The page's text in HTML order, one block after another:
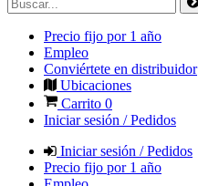
Precio fijo por 1 año
Empleo
Conviértete en distribuidor
Ubicaciones
Carrito 0
Iniciar sesión / Pedidos
Iniciar sesión / Pedidos
Precio fijo por 1 año